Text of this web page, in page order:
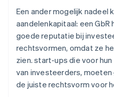
Een ander mogelijk nadeel
aandelenkapitaal: een
goede reputatie bij
rechtsvormen, omdat ze
zien. start-ups die voor
van investeerders, moeten
de juiste rechtsvorm voor